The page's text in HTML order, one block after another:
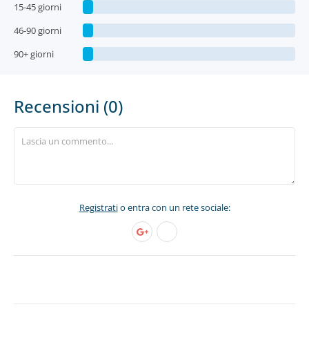
15-45 giorni
46-90 giorni
90+ giorni
Recensioni (0)
Registratio entra con un rete sociale: